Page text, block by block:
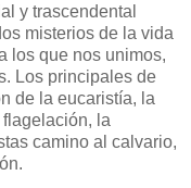
y trascendental
misterios de la vida
los que nos unimos,
Los principales de
de la eucaristía, la
la
camino al calvario,